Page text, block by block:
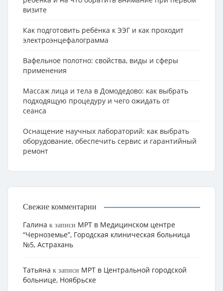
визите
Как подготовить ребёнка к ЭЭГ и как проходит
электроэнцефалограмма
Вафельное полотно: свойства, виды и сферы
применения
Массаж лица и тела в Домодедово: как выбрать
подходящую процедуру и чего ожидать от
сеанса
Оснащение научных лабораторий: как выбрать
оборудование, обеспечить сервис и гарантийный
ремонт
Свежие комментарии
Галина к записи МРТ в Медицинском центре
“Черноземье”, Городская клиническая больница
№5, Астрахань
Татьяна к записи МРТ в Центральной городской
больнице, Ноябрьске